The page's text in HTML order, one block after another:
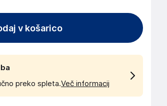
v košarico
preko spleta.Več informacij